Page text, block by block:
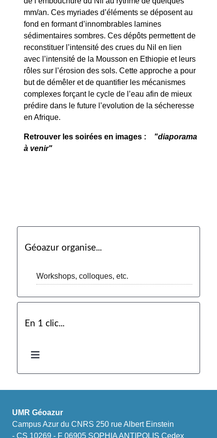
mm/an. Ces myriades d’éléments se déposent au
fond en formant d’innombrables lamines
sédimentaires sombres. Ces dépôts permettent de
reconstituer l’intensité des crues du Nil en lien
avec l’intensité de la Mousson en Ethiopie et leurs
rôles sur l’érosion des sols. Cette approche a pour
but de démêler et de quantifier les mécanismes
complexes forçant le cycle de l’eau afin de mieux
prédire dans le future l’evolution de la sécheresse
en Afrique.
Retrouver les soirées en images : "diaporama
à venir"
Géoazur organise...
Workshops, colloques, etc.
En 1 clic...
UMR Géoazur
Campus Azur du CNRS 250 rue Albert Einstein
- CS 10269 - F 06905 SOPHIA ANTIPOLIS Cedex